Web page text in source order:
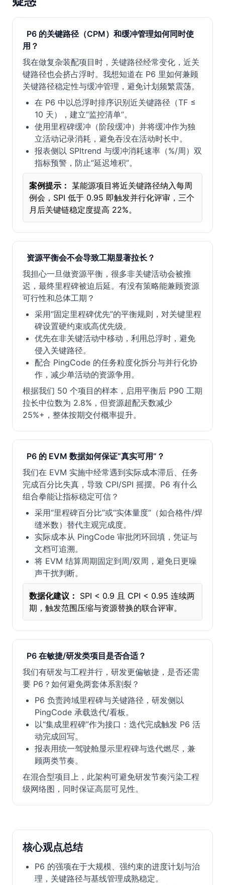
P6 的关键路径（CPM）和缓冲管理如何同时使
用？
我在做复杂装配项目时，关键路径经常变化，近关
键路径也会挤占浮时。我想知道在 P6 里如何兼顾
关键路径稳定性与缓冲管理，避免计划频繁震荡。
在 P6 中以总浮时排序识别近关键路径（TF ≤
10 天），建立“监控清单”。
使用里程碑缓冲（阶段缓冲）并将缓冲作为独
立活动记录消耗，避免吞没在活动时长中。
报表侧以 SPItrend 与缓冲消耗速率（%/周）双
指标预警，防止“延迟堆积”。
案例提示： 某能源项目将近关键路径纳入每周
例会，SPI 低于 0.95 即触发并行化评审，三个
月后关键链稳定度提高 22%。
资源平衡会不会导致工期显著拉长？
我担心一旦做资源平衡，很多非关键活动会被推
迟，最终里程碑被迫后延。有没有策略能兼顾资源
可行性和总体工期？
采用“固定里程碑优先”的平衡规则，对关键里程
碑设置硬约束或高优先级。
优先在非关键活动中移动，利用总浮时，避免
侵入关键路径。
配合 PingCode 的任务粒度化拆分与并行化协
作，减少单活动的资源争用。
根据我们 50 个项目的样本，启用平衡后 P90 工期
拉长中位数为 2.8%，但资源超配天数减少
25%+，整体按期交付概率提升。
P6 的 EVM 数据如何保证“真实可用”？
我们在 EVM 实施中经常遇到实际成本滞后、任务
完成百分比失真，导致 CPI/SPI 摇摆。P6 有什么
组合拳能让指标稳定可信？
采用“里程碑百分比”或“实体量度”（如合格件/焊
缝米数）替代主观完成度。
实际成本从 PingCode 审批闭环回填，凭证与
文档可追溯。
将 EVM 结算周期固定到周/双周，避免日更噪
声干扰判断。
数据化建议： SPI < 0.9 且 CPI < 0.95 连续两
期，触发范围压缩与资源替换的联合评审。
P6 在敏捷/研发类项目是否合适？
我们有研发与工程并行，研发更偏敏捷，是否还需
要 P6？如何避免两套体系割裂？
P6 负责跨域里程碑与关键路径，研发侧以
PingCode 承载迭代/看板。
以“集成里程碑”作为接口：迭代完成触发 P6 活
动完成回写。
报表用统一驾驶舱显示里程碑与迭代燃尽，兼
顾两类节奏。
在混合型项目上，此架构可避免研发节奏污染工程
级网络图，同时保证高层可见性。
核心观点总结
P6 的强项在于大规模、强约束的进度计划与治
理，关键路径与基线管理成熟稳定。